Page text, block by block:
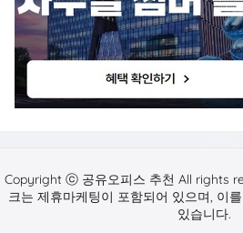
Copyright ⓒ 공유오피스 추천 All rights
크는 제휴마케팅이 포함되어 있으며, 이
있습니다.